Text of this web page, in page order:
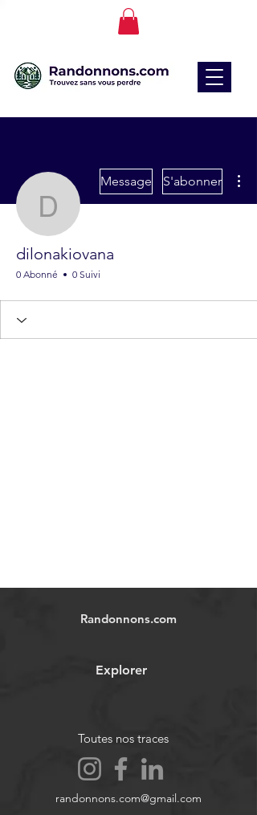
dilonakiovana
Message S'abonner
dilonakiovana
0 Abonné 0 Suivi
Randonnons.com
Explorer
Toutes nos traces
randonnons.com@gmail.com